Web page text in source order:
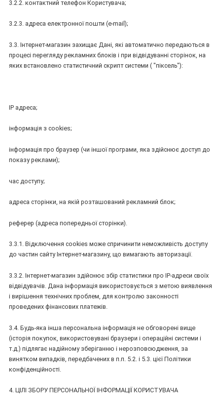
3.2.2. контактний телефон Користувача;
3.2.3. адреса електронної пошти (e-mail);
3.3. Інтернет-магазин захищає Дані, які автоматично передаються в
процесі перегляду рекламних блоків і при відвідуванні сторінок, на
яких встановлено статистичний скрипт системи ( "піксель"):
IP адреса;
інформація з cookies;
інформація про браузер (чи іншої програми, яка здійснює доступ до
показу реклами);
час доступу;
адреса сторінки, на якій розташований рекламний блок;
реферер (адреса попередньої сторінки).
3.3.1. Відключення cookies може спричинити неможливість доступу
до частин сайту Інтернет-магазину, що вимагають авторизації.
3.3.2. Інтернет-магазин здійснює збір статистики про IP-адреси своїх
відвідувачів. Дана інформація використовується з метою виявлення
і вирішення технічних проблем, для контролю законності
проведених фінансових платежів.
3.4. Будь-яка інша персональна інформація не обговорені вище
(історія покупок, використовувані браузери і операційні системи і
т.д.) підлягає надійному зберіганню і нерозповсюдження, за
винятком випадків, передбачених в п.п. 5.2. і 5.3. цієї Політики
конфіденційності.
4. ЦІЛІ ЗБОРУ ПЕРСОНАЛЬНОЇ ІНФОРМАЦІЇ КОРИСТУВАЧА